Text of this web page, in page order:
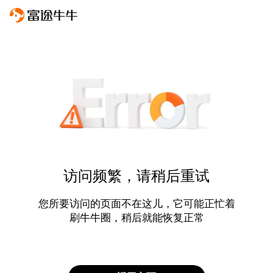
访问频繁，请稍后重试
您所要访问的页面不在这儿，它可能正忙着
刷牛牛圈，稍后就能恢复正常